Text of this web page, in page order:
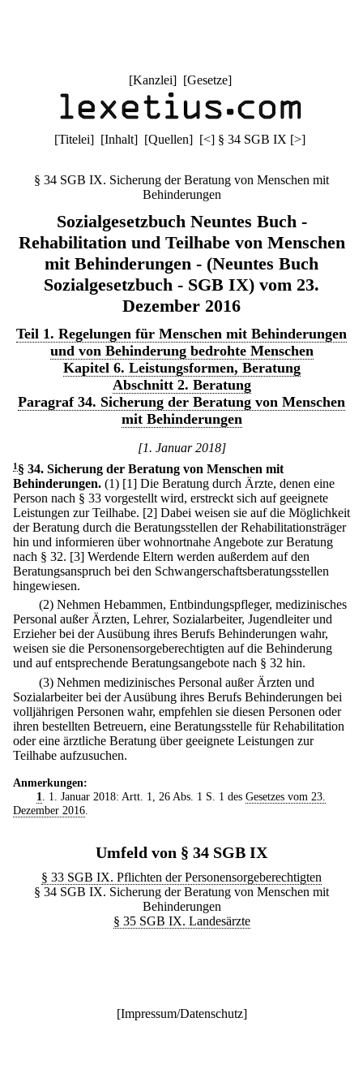
[Kanzlei] [Gesetze]
[Titelei] [Inhalt] [Quellen] [<] § 34 SGB IX [>]
§ 34 SGB IX. Sicherung der Beratung von Menschen mit
Behinderungen
Sozialgesetzbuch Neuntes Buch -
Rehabilitation und Teilhabe von Menschen
mit Behinderungen - (Neuntes Buch
Sozialgesetzbuch - SGB IX) vom 23.
Dezember 2016
Teil 1. Regelungen für Menschen mit Behinderungen
und von Behinderung bedrohte Menschen
Kapitel 6. Leistungsformen, Beratung
Abschnitt 2. Beratung
Paragraf 34. Sicherung der Beratung von Menschen
mit Behinderungen
[1. Januar 2018]
1 § 34. Sicherung der Beratung von Menschen mit
Behinderungen. (1) [1] Die Beratung durch Ärzte, denen eine
Person nach § 33 vorgestellt wird, erstreckt sich auf geeignete
Leistungen zur Teilhabe. [2] Dabei weisen sie auf die Möglichkeit
der Beratung durch die Beratungsstellen der Rehabilitationsträger
hin und informieren über wohnortnahe Angebote zur Beratung
nach § 32. [3] Werdende Eltern werden außerdem auf den
Beratungsanspruch bei den Schwangerschaftsberatungsstellen
hingewiesen.
(2) Nehmen Hebammen, Entbindungspfleger, medizinisches
Personal außer Ärzten, Lehrer, Sozialarbeiter, Jugendleiter und
Erzieher bei der Ausübung ihres Berufs Behinderungen wahr,
weisen sie die Personensorgeberechtigten auf die Behinderung
und auf entsprechende Beratungsangebote nach § 32 hin.
(3) Nehmen medizinisches Personal außer Ärzten und
Sozialarbeiter bei der Ausübung ihres Berufs Behinderungen bei
volljährigen Personen wahr, empfehlen sie diesen Personen oder
ihren bestellten Betreuern, eine Beratungsstelle für Rehabilitation
oder eine ärztliche Beratung über geeignete Leistungen zur
Teilhabe aufzusuchen.
Anmerkungen:
1
. 1. Januar 2018: Artt. 1, 26 Abs. 1 S. 1 des Gesetzes vom 23.
Dezember 2016
Umfeld von § 34 SGB IX
§ 33 SGB IX. Pflichten der Personensorgeberechtigten
§ 34 SGB IX. Sicherung der Beratung von Menschen mit
Behinderungen
§ 35 SGB IX. Landesärzte
[Impressum/Datenschutz]